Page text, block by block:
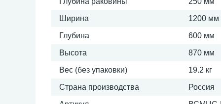
Ширина 1200 мм
Глубина 600 мм
Высота 870 мм
Вес (без упаковки) 19.2 кг
Страна производства Россия